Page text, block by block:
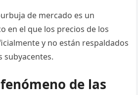
de mercado es un
en el que los precios de los
y no están respaldados
subyacentes.
de las